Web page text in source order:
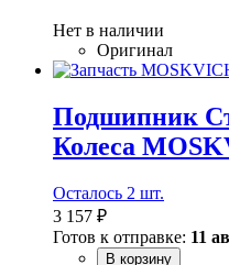
Нет в наличии
Оригинал
Подшипник
Колеса
Осталось 2 шт.
3 157 ₽
Готов к отправке: 11
В корзину